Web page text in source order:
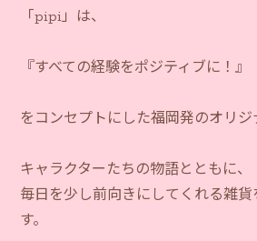
「pipi」は、
『すべての経験をポジティブに！』
をコンセプトにした福岡発のオリジ
キャラクターたちの物語とともに、
毎日を少し前向きにしてくれる雑貨
す。